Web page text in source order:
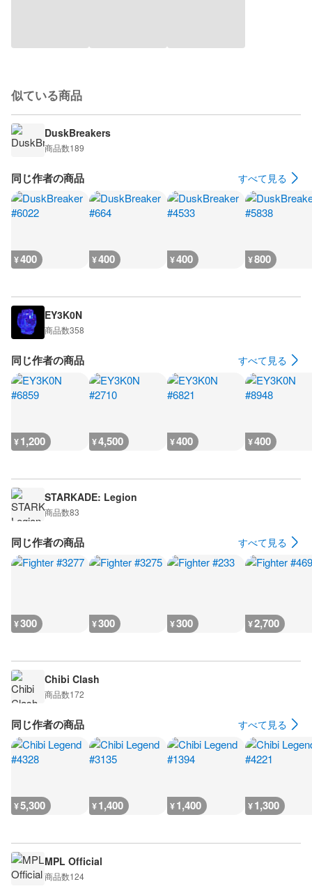
似ている商品
DuskBreakers
商品数189
同じ作者の商品 すべて見る
¥400 ¥400 ¥400 ¥800
EY3K0N
商品数358
同じ作者の商品 すべて見る
¥1,200 ¥4,500 ¥400 ¥400
STARKADE: Legion
商品数83
同じ作者の商品 すべて見る
¥300 ¥300 ¥300 ¥2,700
Chibi Clash
商品数172
同じ作者の商品 すべて見る
¥5,300 ¥1,400 ¥1,400 ¥1,300
MPL Official
商品数124